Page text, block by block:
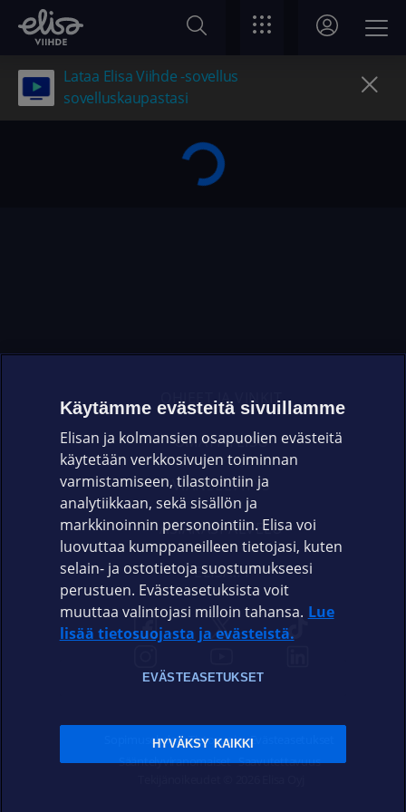
Lataa Elisa Viihde -sovellus
sovelluskaupastasi
OHJEET JA VINKIT
OMAYHTEISÖ
VIANSELVITYS
ASIAKASPALVELU
ELISA.FI
Sopimusehdot Tietosuoja Evästeasetukset
Sääntelyviranomaiset Saavutettavuus
Käytämme evästeitä sivuillamme
Elisan ja kolmansien osapuolien evästeitä
käytetään verkkosivujen toiminnan
varmistamiseen, tilastointiin ja
analytiikkaan, sekä sisällön ja
markkinoinnin personointiin. Elisa voi
luovuttaa kumppaneilleen tietojasi, kuten
selain- ja ostotietoja suostumukseesi
perustuen. Evästeasetuksista voit
muuttaa valintojasi milloin tahansa. Lue
lisää tietosuojasta ja evästeistä.
EVÄSTEASETUKSET
HYVÄKSY KAIKKI